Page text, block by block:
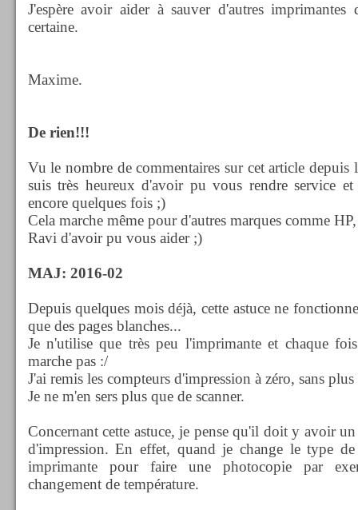
J'espère avoir aider à sauver d'autres
certaine.
Maxime.
De rien!!!
Vu le nombre de commentaires sur cet article
suis très heureux d'avoir pu vous rendre service
encore quelques fois ;)
Cela marche même pour d'autres marques comme
Ravi d'avoir pu vous aider ;)
MAJ: 2016-02
Depuis quelques mois déjà, cette astuce ne
que des pages blanches...
Je n'utilise que très peu l'imprimante et chaque
marche pas :/
J'ai remis les compteurs d'impression à zéro, sans plus
Je ne m'en sers plus que de scanner.
Concernant cette astuce, je pense qu'il doit y avoir
d'impression. En effet, quand je change le type
imprimante pour faire une photocopie par
changement de température.